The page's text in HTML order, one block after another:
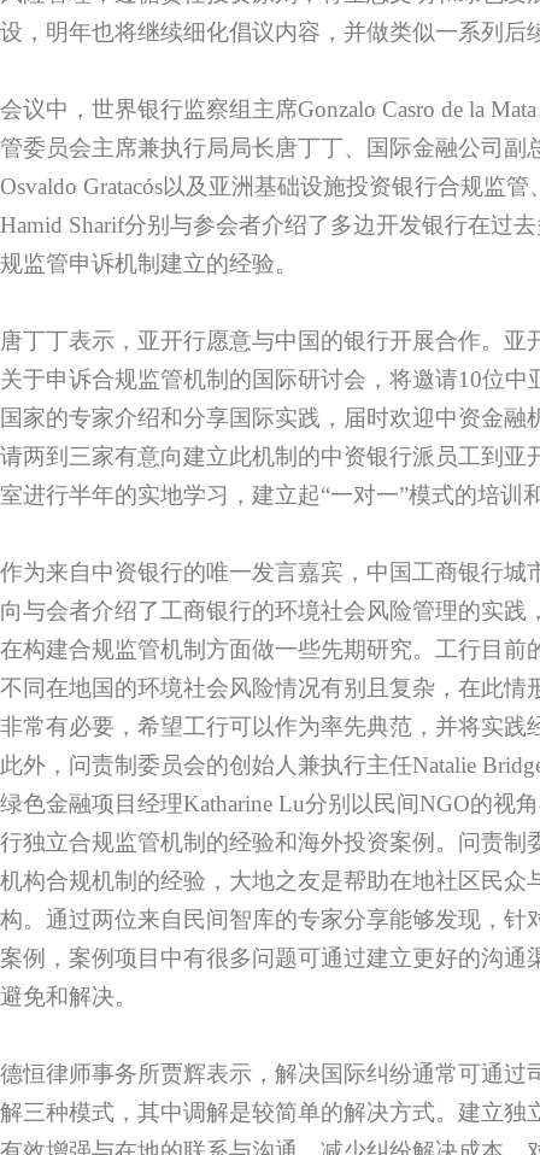
设，明年也将继续细化倡议内容，并做类似一系列后
会议中，世界银行监察组主席Gonzalo Casro de la
管委员会主席兼执行局局长唐丁丁、国际金融公司副
Osvaldo Gratacós以及亚洲基础设施投资银行合规监
Hamid Sharif分别与参会者介绍了多边开发银行在过
规监管申诉机制建立的经验。
唐丁丁表示，亚开行愿意与中国的银行开展合作。亚
关于申诉合规监管机制的国际研讨会，将邀请10位中
国家的专家介绍和分享国际实践，届时欢迎中资金融
请两到三家有意向建立此机制的中资银行派员工到亚
室进行半年的实地学习，建立起“一对一”模式的培训
作为来自中资银行的唯一发言嘉宾，中国工商银行城
向与会者介绍了工商银行的环境社会风险管理的实践
在构建合规监管机制方面做一些先期研究。工行目前
不同在地国的环境社会风险情况有别且复杂，在此情
非常有必要，希望工行可以作为率先典范，并将实践
此外，问责制委员会的创始人兼执行主任Natalie
绿色金融项目经理Katharine Lu分别以民间NGO的视
行独立合规监管机制的经验和海外投资案例。问责制
机构合规机制的经验，大地之友是帮助在地社区民众
构。通过两位来自民间智库的专家分享能够发现，针
案例，案例项目中有很多问题可通过建立更好的沟通
避免和解决。
德恒律师事务所贾辉表示，解决国际纠纷通常可通过
解三种模式，其中调解是较简单的解决方式。建立独